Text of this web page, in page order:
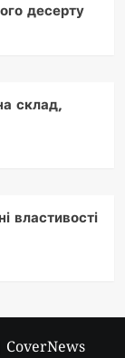
десерту
склад,
властивості
CoverNews